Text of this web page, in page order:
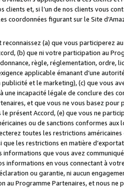
clients et, si l’un de nos clients vous
coordonnées figurant sur le Site
reconnaissez (a) que vous participerez
(b) que ni votre participation au
règle, réglementation, ordre,
applicable émanant d’une
et le marketing), (c) que vous
une incapacité légale de conclure des
et que vous ne vous basez
présent Accord, (e) que vous ne
ou de sanctions conformes
toutes les restrictions
que les restrictions en matière
que vous avez
informations en vous connectant à
ou garantie, ni aucun
au Programme Partenaires, et nous